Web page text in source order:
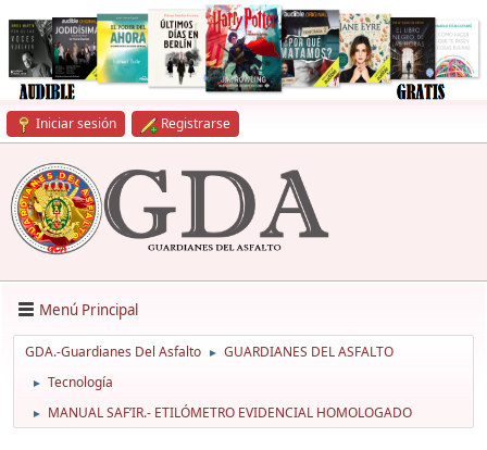
Iniciar sesión Registrarse
Menú Principal
GDA.-Guardianes Del Asfalto ► GUARDIANES DEL ASFALTO
► Tecnología
► MANUAL SAF’IR.- ETILÓMETRO EVIDENCIAL HOMOLOGADO